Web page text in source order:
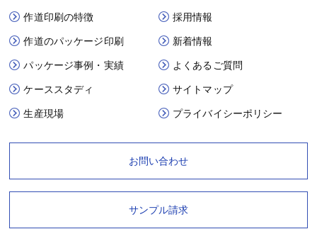
作道印刷の特徴
作道のパッケージ印刷
パッケージ事例・実績
ケーススタディ
生産現場
採用情報
新着情報
よくあるご質問
サイトマップ
プライバイシーポリシー
お問い合わせ
サンプル請求